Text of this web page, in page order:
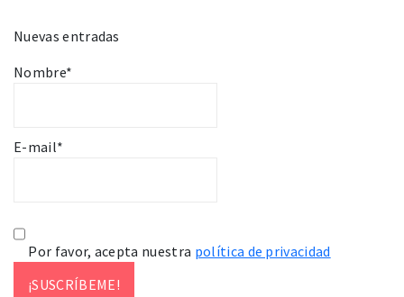
Nuevas entradas
Nombre*
E-mail*
Por favor, acepta nuestra política de privacidad